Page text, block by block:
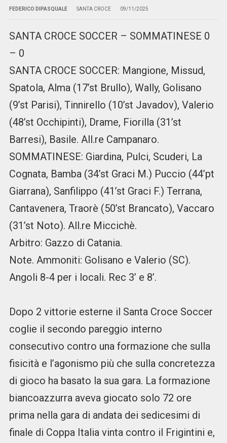
FEDERICO DIPASQUALE SANTA CROCE 09/11/2025
SANTA CROCE SOCCER – SOMMATINESE 0
– 0
SANTA CROCE SOCCER: Mangione, Missud,
Spatola, Alma (17’st Brullo), Wally, Golisano
(9’st Parisi), Tinnirello (10’st Javadov), Valerio
(48’st Occhipinti), Drame, Fiorilla (31’st
Barresi), Basile. All.re Campanaro.
SOMMATINESE: Giardina, Pulci, Scuderi, La
Cognata, Bamba (34’st Graci M.) Puccio (44’pt
Giarrana), Sanfilippo (41’st Graci F.) Terrana,
Cantavenera, Traorè (50’st Brancato), Vaccaro
(31’st Noto). All.re Miccichè.
Arbitro: Gazzo di Catania.
Note. Ammoniti: Golisano e Valerio (SC).
Angoli 8-4 per i locali. Rec 3’ e 8’.
Dopo 2 vittorie esterne il Santa Croce Soccer
coglie il secondo pareggio interno
consecutivo contro una formazione che sulla
fisicità e l’agonismo più che sulla concretezza
di gioco ha basato la sua gara. La formazione
biancoazzurra aveva giocato solo 72 ore
prima nella gara di andata dei sedicesimi di
finale di Coppa Italia vinta contro il Frigintini e,